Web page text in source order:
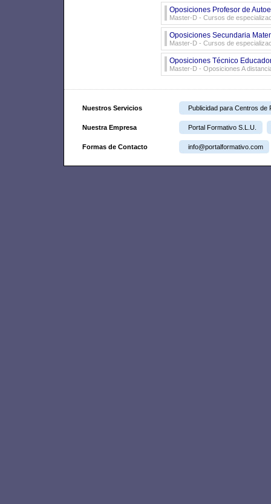
Oposiciones Profesor de
Master-D - Cursos de
Oposiciones Secundaria
Master-D - Cursos de
Oposiciones Técnico
Master-D - Oposiciones A
Nuestros Servicios Publicidad para Centros de
Nuestra Empresa Portal Formativo S.L.U.
Formas de Contacto info@portalformativo.com